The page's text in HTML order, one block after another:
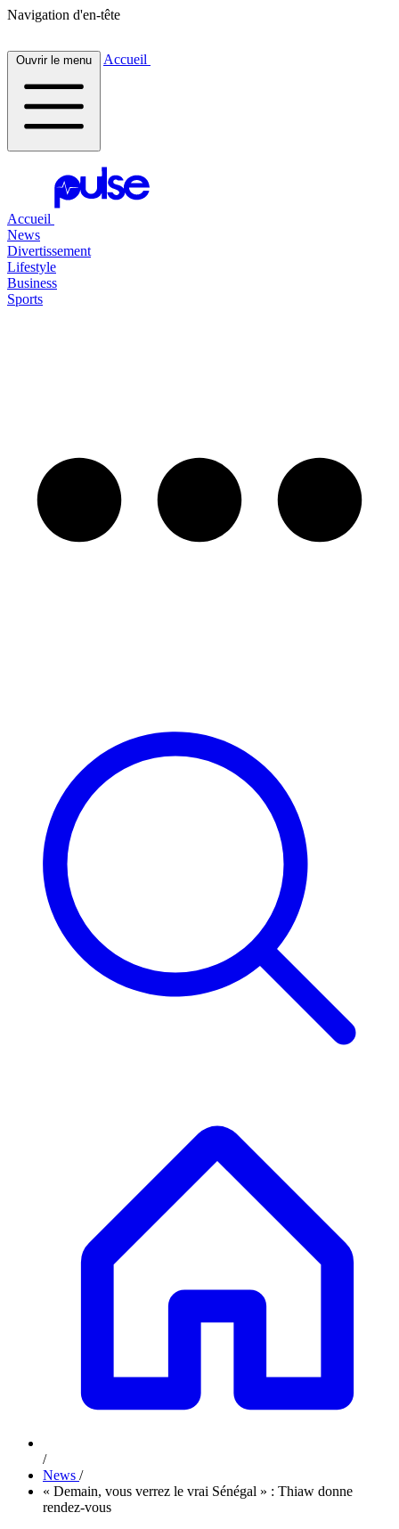
Navigation d'en-tête
Ouvrir le menu Accueil
Accueil
News
Divertissement
Lifestyle
Business
Sports
/
News /
« Demain, vous verrez le vrai Sénégal » : Thiaw donne
rendez-vous